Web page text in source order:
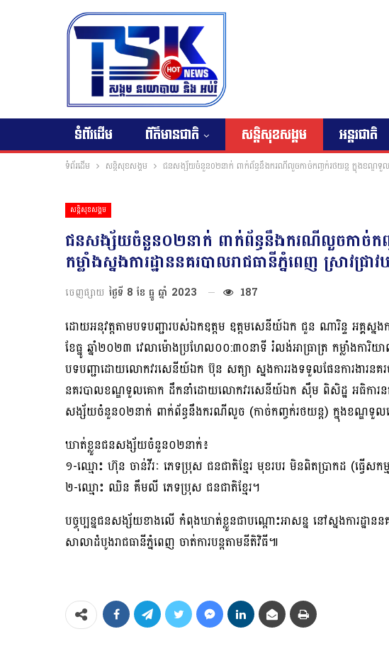
ទំព័រដើម ព័ត៌មានជាតិ សន្តិសុខសង្គម អន្តរជាតិ
ទំព័រដើម សន្តិសុខសង្គម ជនសង្ស័យចំនួន០២នាក់ ពាក់ព័ន្ធនឹងករណីលួចកាច់កញ្ចក់រថយន្ត ក្នុងខណ្ឌទួលគោ
សន្តិសុខសង្គម
ជនសង្ស័យចំនួន០២នាក់ ពាក់ព័ន្ធនឹងករណីលួចកាច់កញ្
កម្លាំងស្នងការដ្ឋាននគរបាលរាជធានីភ្នំពេញ ស្រាវជ្រា
ចេញផ្សាយ ថ្ងៃទី 8 ខែ ធ្នូ ឆ្នាំ 2023 187
ដោយអនុវត្តតាមបទបញ្ជារបស់ឯកឧត្តម ឧត្តមសេនីយ៍ឯក ជួន ណារិន្ទ អគ្គស្នងក
ខែធ្នូ ឆ្នាំ២០២៣ វេលាម៉ោងប្រហែល០០:៣០នាទី រំលង់អាធ្រាត្រ កម្លាំងការិ
បទបញ្ជាដោយលោកវរសេនីយ៍ឯក ប៊ុន សត្យា ស្នងការរងទទួលផែនការងារនគរ
នគរបាលខណ្ឌទួលគោក ដឹកនាំដោយលោកវរសេនីយ៍ឯក ស៊ឹម ពិសិដ្ឋ អធិការនគរ
សង្ស័យចំនួន០២នាក់ ពាក់ព័ន្ធនឹងករណីលួច (កាច់កញ្ចក់រថយន្ត) ក្នុងខណ្ឌទួ
ឃាត់ខ្លួនជនសង្ស័យចំនួន០២នាក់៖
១-ឈ្មោះ ហ៊ុន ចាន់វីរៈ ភេទប្រុស ជនជាតិខ្មែរ មុខរបរ មិនពិតប្រាកដ (ធ្វ
២-ឈ្មោះ ឈិន គឹមលី ភេទប្រុស ជនជាតិខ្មែរ។
បច្ចុប្បន្នជនសង្ស័យខាងលើ កំពុងឃាត់ខ្លួនជាបណ្តោះអាសន្ន នៅស្នងការដ្ឋ
សាលាដំបូងរាជធានីភ្នំពេញ ចាត់ការបន្តតាមនីតិវិធី៕